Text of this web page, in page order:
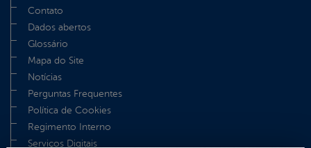
Contato
Dados abertos
Glossário
Mapa do Site
Notícias
Perguntas Frequentes
Política de Cookies
Regimento Interno
Serviços Digitais